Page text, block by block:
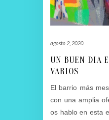
agosto 2, 2020
UN BUEN DIA
VARIOS
El barrio más
con una amplia
os hablo en esta